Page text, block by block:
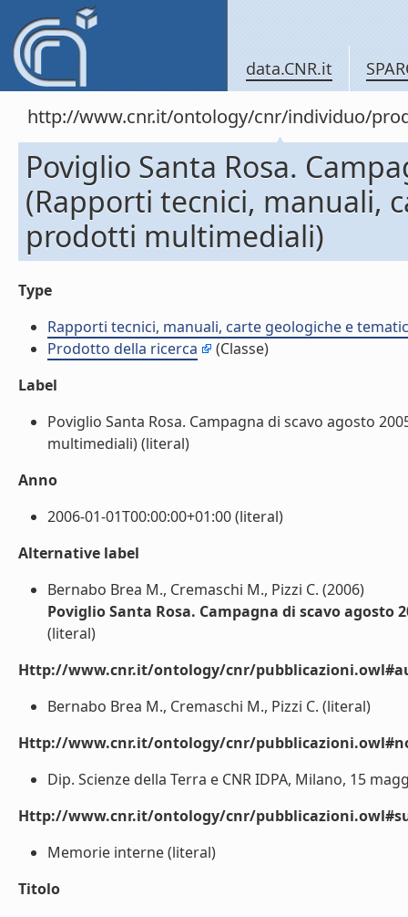
data.CNR.it
http://www.cnr.it/ontology/cnr/individuo/
Poviglio Santa Rosa.
(Rapporti tecnici, manuali,
prodotti multimediali)
Type
Rapporti tecnici, manuali, carte geologiche e
Prodotto della ricerca
(Classe)
Label
Poviglio Santa Rosa. Campagna di scavo agosto
multimediali) (literal)
Anno
2006-01-01T00:00:00+01:00 (literal)
Alternative label
Bernabo Brea M., Cremaschi M., Pizzi C. (2006)
Poviglio Santa Rosa. Campagna di scavo agosto
(literal)
Http://www.cnr.it/ontology/cnr/
Bernabo Brea M., Cremaschi M., Pizzi C. (literal)
Http://www.cnr.it/ontology/cnr/
Dip. Scienze della Terra e CNR IDPA, Milano, 15
Http://www.cnr.it/ontology/cnr/
Memorie interne (literal)
Titolo